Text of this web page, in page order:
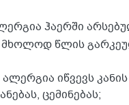
ჰაერში
მხოლოდ წლის
იწვევს
ცემინებას;